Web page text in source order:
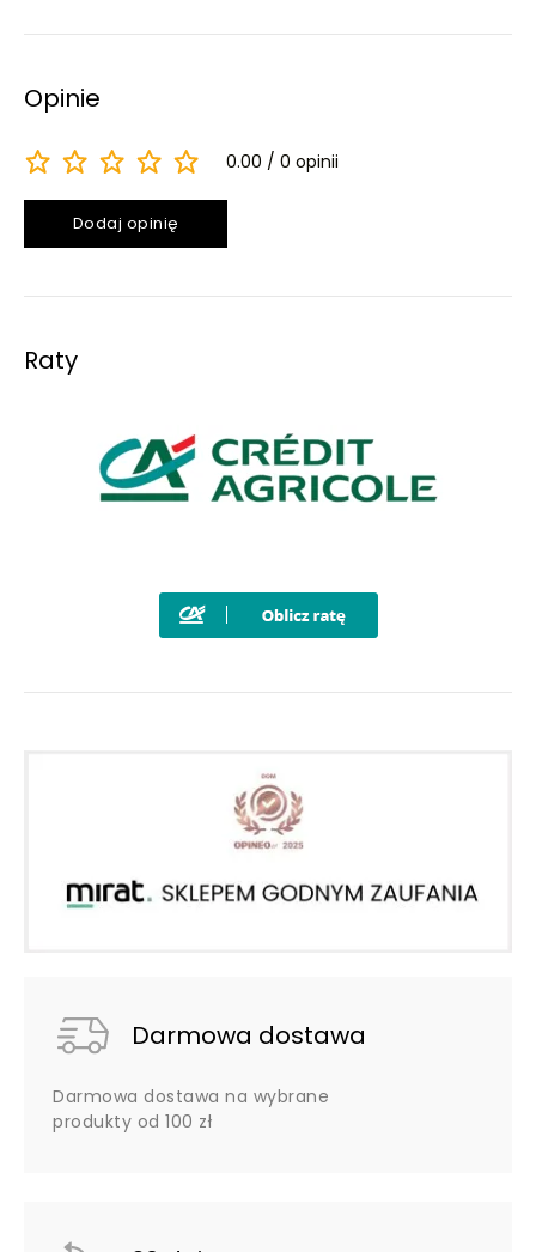
Opinie
0.00 0 opinii
Dodaj opinię
Raty
Darmowa dostawa
Darmowa dostawa na wybrane
produkty od 100 zł